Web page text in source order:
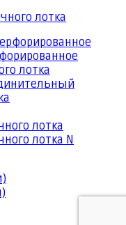
лотка
лотка
лотка
лотка N